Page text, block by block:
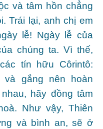
và tâm hồn chẳng
Trái lại, anh chị em
lễ! Ngày lễ của
chúng ta. Vì thế,
tín hữu Côrintô:
và gắng nên hoàn
hãy đồng tâm
Như vậy, Thiên
và bình an, sẽ ở